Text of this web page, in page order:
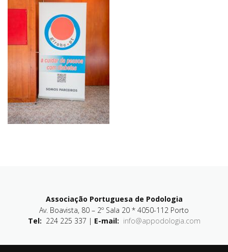
Associação Portuguesa de Podologia
Av. Boavista, 80 – 2º Sala 20 * 4050-112 Porto
Tel: 224 225 337 | E-mail: info@appodologia.com